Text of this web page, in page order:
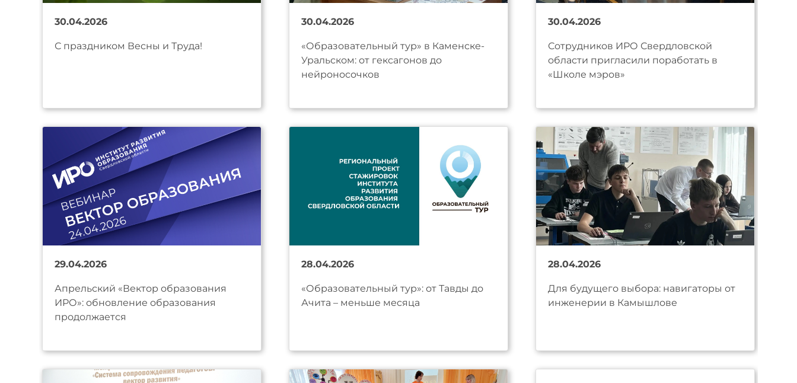
30.04.2026
С праздником Весны и Труда!
30.04.2026
«Образовательный тур» в Каменске-
Уральском: от гексагонов до
нейроносочков
30.04.2026
Сотрудников ИРО Свердловской
области пригласили поработать в
«Школе мэров»
29.04.2026
Апрельский «Вектор образования
ИРО»: обновление образования
продолжается
28.04.2026
«Образовательный тур»: от Тавды до
Ачита – меньше месяца
28.04.2026
Для будущего выбора: навигаторы от
инженерии в Камышлове